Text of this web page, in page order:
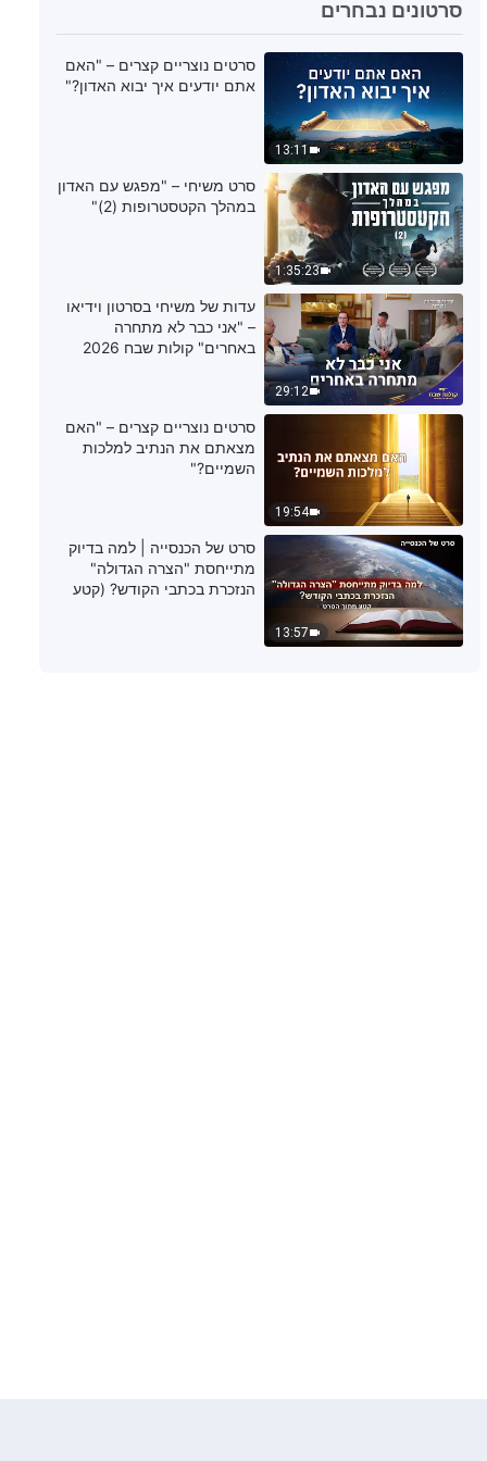
4:45
דבר אלוהים היומי: הכרת עבודתו של
האל – מובאה 169
5:26
דבר אלוהים היומי: הכרת עבודתו של
האל – מובאה 170
6:27
דבר אלוהים היומי: הכרת עבודתו של
האל – מובאה 171
7:28
דבר אלוהים היומי: הכרת עבודתו של
האל – מובאה 172
5:04
דבר אלוהים היומי: הכרת עבודתו של
האל – מובאה 173
דבר אלוהים היומי: הכרת עבודתו של
סרטונים נבחרים
13:11
סרטים נוצריים קצרים – "האם
אתם יודעים איך יבוא האדון?"
1:35:23
סרט משיחי – "מפגש עם האדון
במהלך הקטסטרופות (2)"
29:12
עדות של משיחי בסרטון וידיאו
– "אני כבר לא מתחרה
באחרים" קולות שבח 2026
19:54
סרטים נוצריים קצרים – "האם
מצאתם את הנתיב למלכות
השמיים?"
13:57
סרט של הכנסייה | למה בדיוק
מתייחסת "הצרה הגדולה"
הנזכרת בכתבי הקודש? (קטע